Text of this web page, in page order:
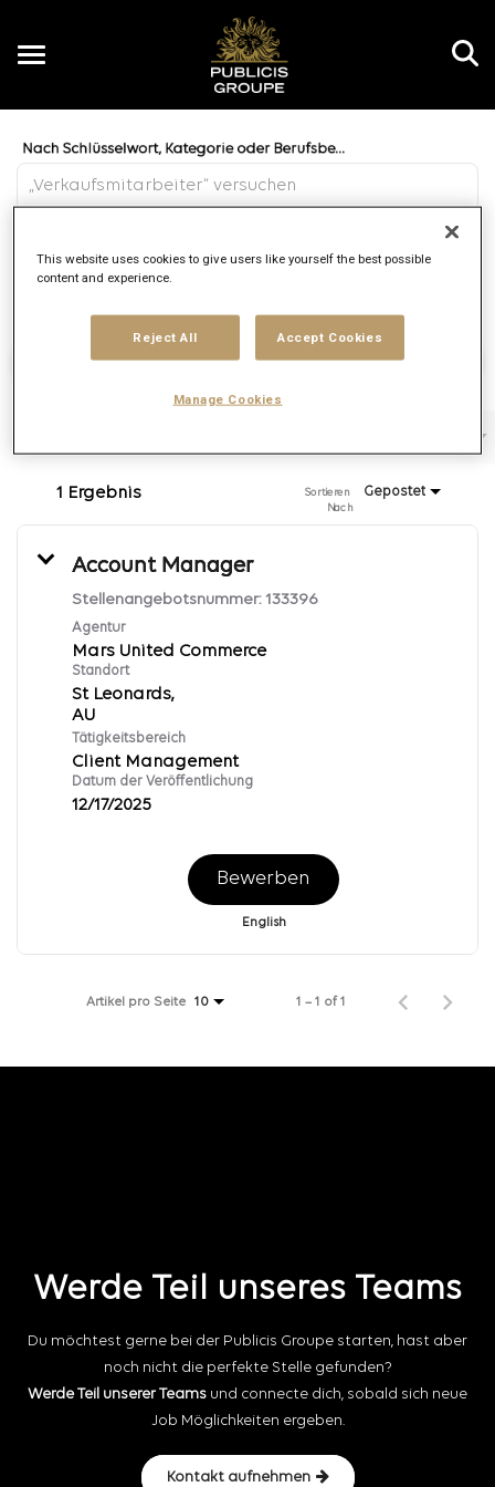
Toggle
DE
access_time 10 MI
Entfernung
Arbeitsplätze finden
1 Ergebnis Gepostet
Sortieren
Nach
Account Manager
Stellenangebotsnummer: 133396
Agentur
Mars United Commerce
Standort
St Leonards,
Tätigkeitsbereich
Client Management
Datum der Veröffentlichung
12/17/2025
Bewerben
English
Artikel pro Seite 10 1 – 1 of 1
Werde Teil unseres Teams
Du möchtest gerne bei der Publicis Groupe starten, hast aber
noch nicht die perfekte Stelle gefunden?
Werde Teil unserer Teams und connecte dich, sobald sich neue
Job Möglichkeiten ergeben.
Kontakt aufnehmen
This website uses cookies to give users like yourself the best possible
content and experience.
Reject All Accept Cookies
Manage Cookies